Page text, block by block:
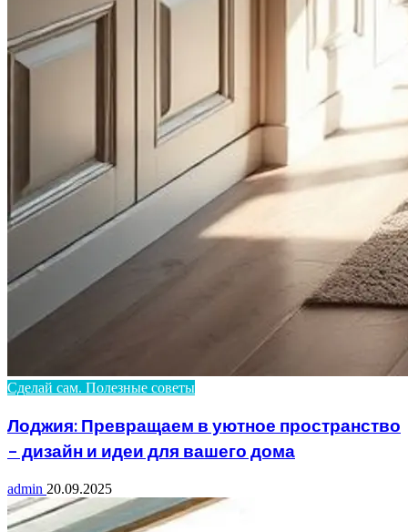
Сделай сам. Полезные советы
Лоджия: Превращаем в уютное пространство
– дизайн и идеи для вашего дома
admin 20.09.2025